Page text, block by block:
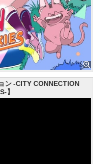
ン -CITY CONNECTION
】